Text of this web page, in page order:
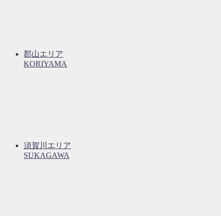
郡山エリア
KORIYAMA
須賀川エリア
SUKAGAWA